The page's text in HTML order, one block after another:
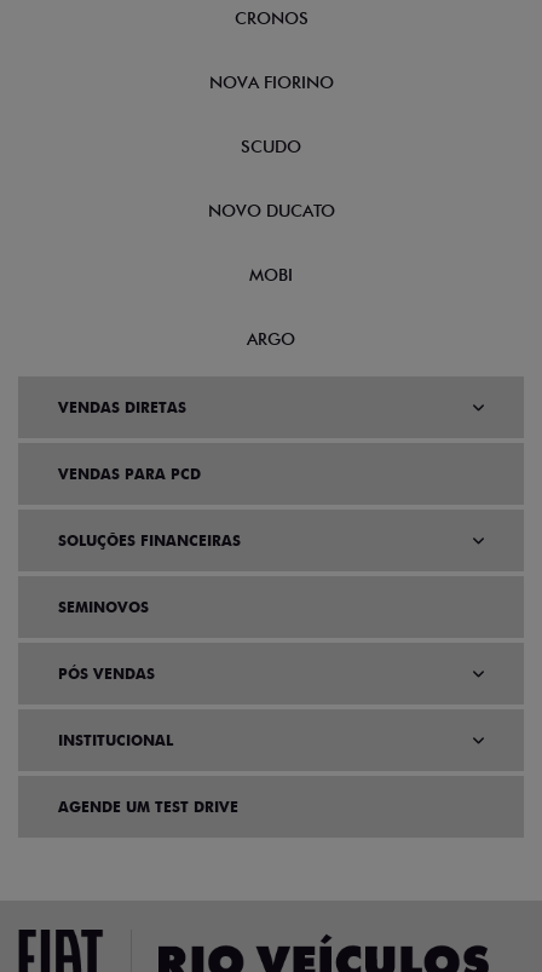
CRONOS
NOVA FIORINO
SCUDO
NOVO DUCATO
MOBI
ARGO
VENDAS DIRETAS
VENDAS PARA PCD
SOLUÇÕES FINANCEIRAS
SEMINOVOS
PÓS VENDAS
INSTITUCIONAL
AGENDE UM TEST DRIVE